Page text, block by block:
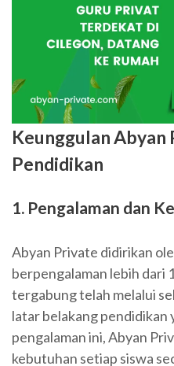
Keunggulan Abyan
Pendidikan
1. Pengalaman dan
Abyan Private didirikan
berpengalaman lebih dari
tergabung telah melalui
latar belakang pendidikan
pengalaman ini, Abyan
kebutuhan setiap siswa